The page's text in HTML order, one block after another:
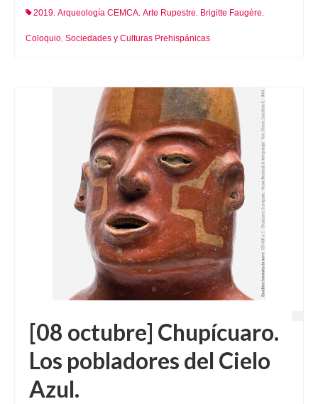
2019, Arqueología CEMCA, Arte Rupestre, Brigitte Faugère,
Coloquio, Sociedades y Culturas Prehispánicas
[08 octubre] Chupícuaro.
Los pobladores del Cielo
Azul.